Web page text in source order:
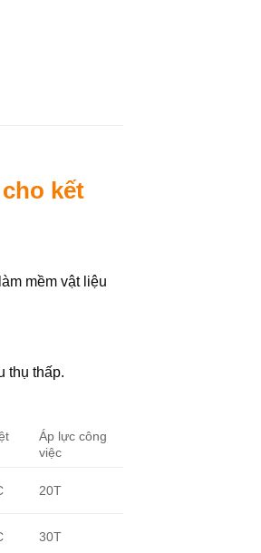
kết
mềm vật liệu
thụ thấp.
Áp lực công
việc
20T
30T